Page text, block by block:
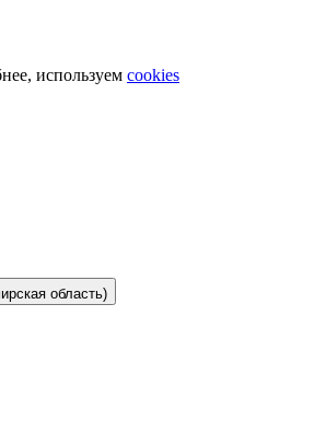
используем cookies
область)